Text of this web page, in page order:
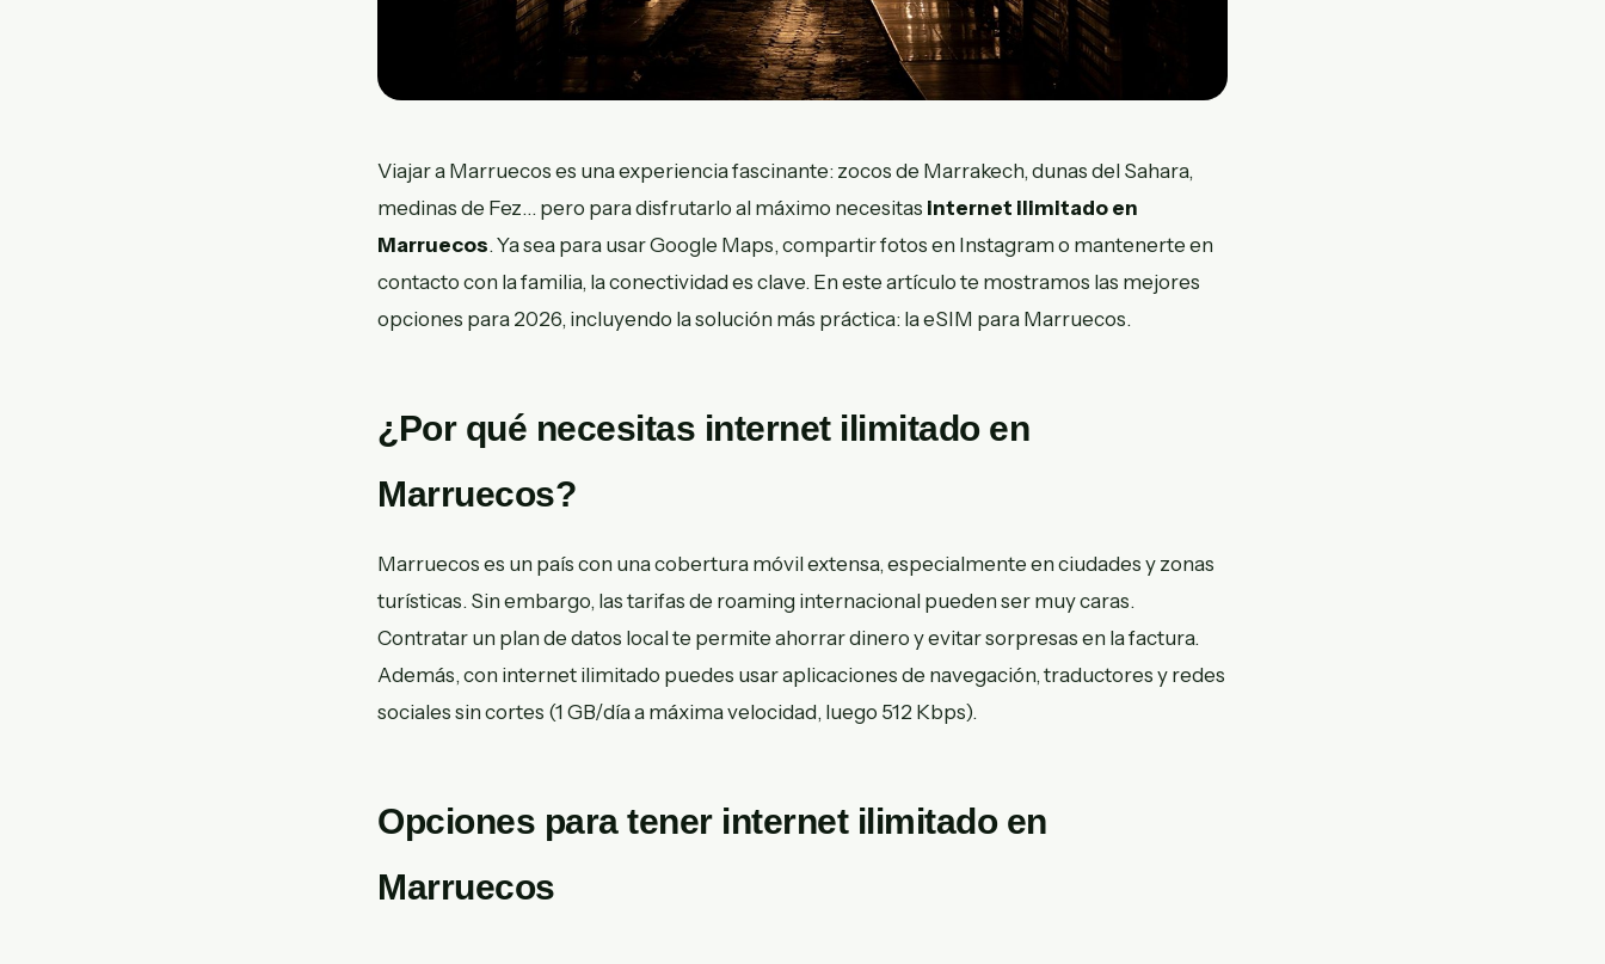
Viajar a Marruecos es una experiencia fascinante: zocos de Marrakech, dunas del Sahara,
medinas de Fez… pero para disfrutarlo al máximo necesitas internet ilimitado en
Marruecos. Ya sea para usar Google Maps, compartir fotos en Instagram o mantenerte en
contacto con la familia, la conectividad es clave. En este artículo te mostramos las mejores
opciones para 2026, incluyendo la solución más práctica: la eSIM para Marruecos.
¿Por qué necesitas internet ilimitado en
Marruecos?
Marruecos es un país con una cobertura móvil extensa, especialmente en ciudades y zonas
turísticas. Sin embargo, las tarifas de roaming internacional pueden ser muy caras.
Contratar un plan de datos local te permite ahorrar dinero y evitar sorpresas en la factura.
Además, con internet ilimitado puedes usar aplicaciones de navegación, traductores y redes
sociales sin cortes (1 GB/día a máxima velocidad, luego 512 Kbps).
Opciones para tener internet ilimitado en
Marruecos